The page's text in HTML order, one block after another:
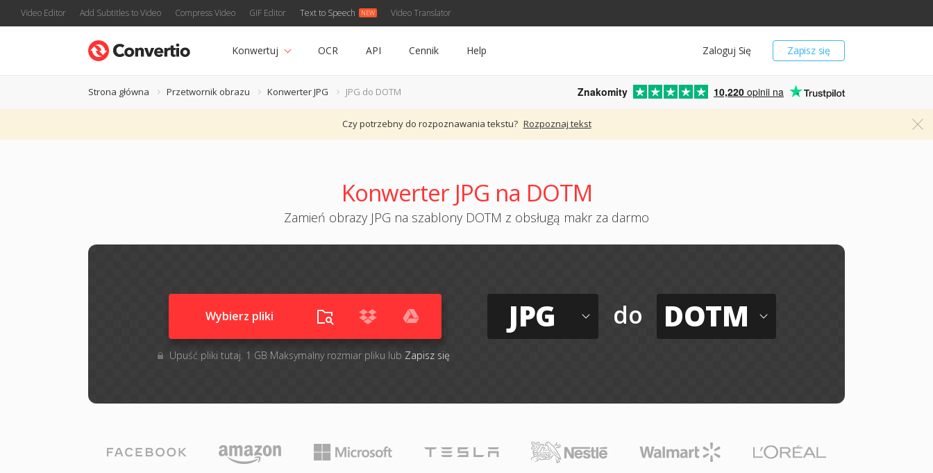
Video Editor Add Subtitles to Video Compress Video GIF Editor Text to Speech Video Translator
Zapisz się
Zaloguj Się
Konwertuj OCR API Cennik Help
Strona główna Przetwornik obrazu Konwerter JPG JPG do DOTM Znakomity 10,220 opinii na
Czy potrzebny do rozpoznawania tekstu? Rozpoznaj tekst
Konwerter JPG na DOTM
Zamień obrazy JPG na szablony DOTM z obsługą makr za darmo
Wybierz pliki
Upuść pliki tutaj. 1 GB Maksymalny rozmiar pliku lub Zapisz się
JPG do DOTM